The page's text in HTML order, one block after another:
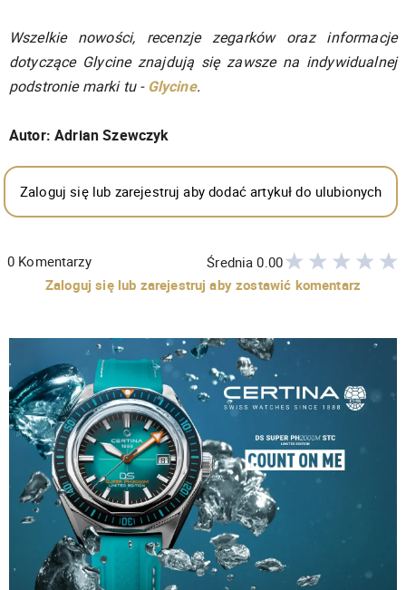
Wszelkie nowości, recenzje zegarków oraz informacje
dotyczące Glycine znajdują się zawsze na indywidualnej
podstronie marki tu - Glycine.
Autor: Adrian Szewczyk
Zaloguj się lub zarejestruj aby dodać artykuł do ulubionych
0 Komentarzy Średnia0.00
Zaloguj się lub zarejestruj aby zostawić komentarz